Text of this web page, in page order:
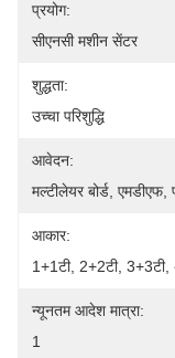
प्रयोग:
सीएनसी मशीन सेंटर
शुद्धता:
उच्चा परिशुद्धि
आवेदन:
मल्टीलेयर बोर्ड, एमडीएफ,
आकार:
1+1टी, 2+2टी,
न्यूनतम आदेश मात्रा:
1